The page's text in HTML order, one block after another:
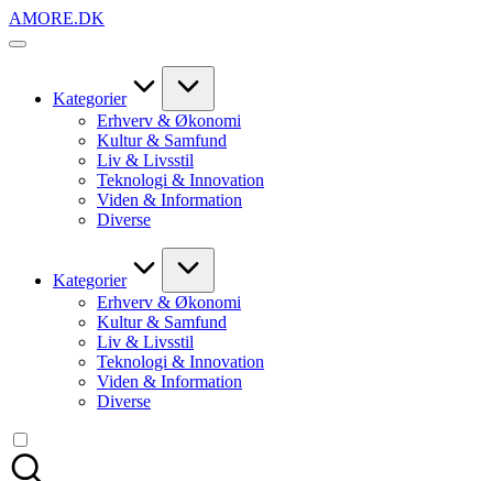
Skip
to
AMORE.DK
For
Kategorier
Erhverv & Økonomi
Kultur & Samfund
Liv & Livsstil
Teknologi & Innovation
Viden & Information
Diverse
Kategorier
Erhverv & Økonomi
Kultur & Samfund
Liv & Livsstil
Teknologi & Innovation
Viden & Information
Diverse